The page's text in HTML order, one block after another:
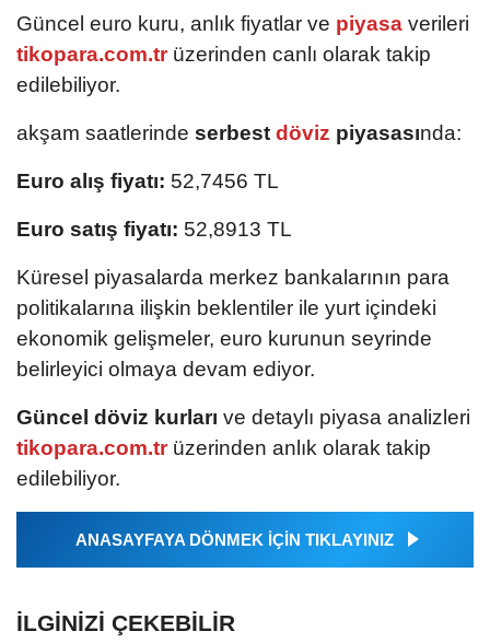
Güncel euro kuru, anlık fiyatlar ve piyasa verileri
tikopara.com.trüzerinden canlı olarak takip
edilebiliyor.
akşam saatlerinde serbest döviz piyasasında:
Euro alış fiyatı: 52,7456 TL
Euro satış fiyatı: 52,8913 TL
Küresel piyasalarda merkez bankalarının para
politikalarına ilişkin beklentiler ile yurt içindeki
ekonomik gelişmeler, euro kurunun seyrinde
belirleyici olmaya devam ediyor.
Güncel döviz kurları ve detaylı piyasa analizleri
tikopara.com.trüzerinden anlık olarak takip
edilebiliyor.
ANASAYFAYA DÖNMEK İÇİN TIKLAYINIZ
İLGINIZI ÇEKEBILIR